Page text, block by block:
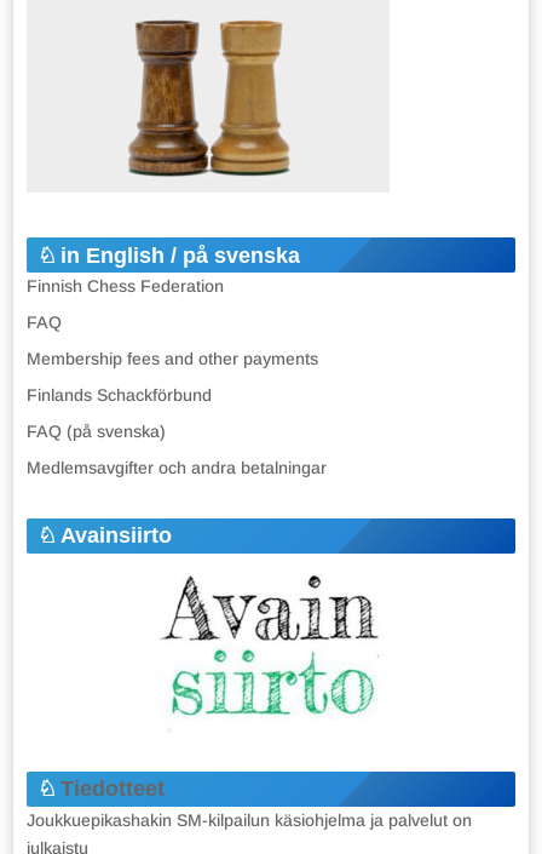
in English / på svenska
Finnish Chess Federation
FAQ
Membership fees and other payments
Finlands Schackförbund
FAQ (på svenska)
Medlemsavgifter och andra betalningar
Avainsiirto
Tiedotteet
Joukkuepikashakin SM-kilpailun käsiohjelma ja palvelut on
julkaistu